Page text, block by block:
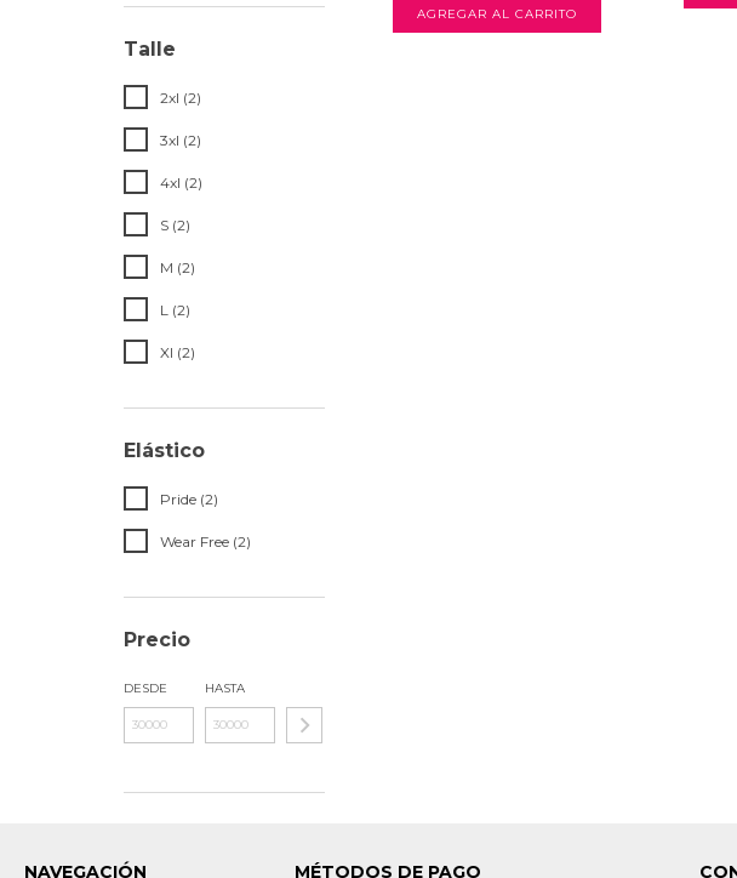
Talle
2xl (2)
3xl (2)
4xl (2)
S (2)
M (2)
L (2)
Xl (2)
Elástico
Pride (2)
Wear Free (2)
Precio
DESDE HASTA
AGREGAR AL CARRITO
NAVEGACIÓN MÉTODOS DE PAGO